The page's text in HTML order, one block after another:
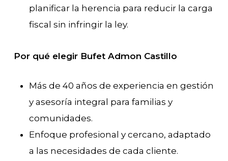
planificar la herencia para reducir la carga
fiscal sin infringir la ley.
Por qué elegir Bufet Admon Castillo
Más de 40 años de experiencia en gestión
y asesoría integral para familias y
comunidades.
Enfoque profesional y cercano, adaptado
a las necesidades de cada cliente.